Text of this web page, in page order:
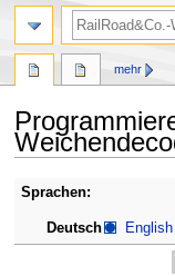
Zur
springen
Zur
springen
Sprachen:
Deutsch English
mehr
Suche